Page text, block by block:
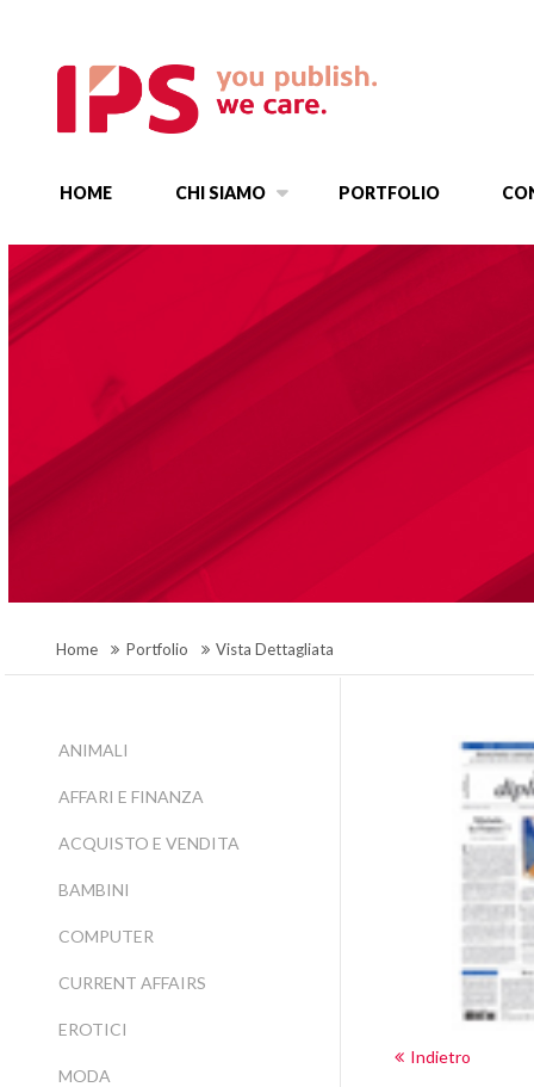
HOME CHI SIAMO PORTFOLIO
Home Portfolio Vista Dettagliata
Indietro
ANIMALI
AFFARI E FINANZA
ACQUISTO E VENDITA
BAMBINI
COMPUTER
CURRENT AFFAIRS
EROTICI
MODA